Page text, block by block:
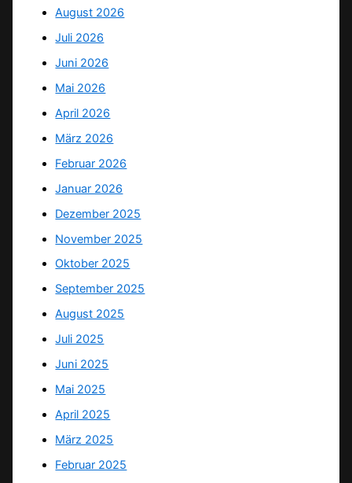
August 2026
Juli 2026
Juni 2026
Mai 2026
April 2026
März 2026
Februar 2026
Januar 2026
Dezember 2025
November 2025
Oktober 2025
September 2025
August 2025
Juli 2025
Juni 2025
Mai 2025
April 2025
März 2025
Februar 2025